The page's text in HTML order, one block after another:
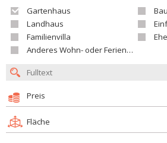
Gartenhaus
Landhaus
Familienvilla
Anderes Wohn- oder Ferienobjekt
Preis
Fläche